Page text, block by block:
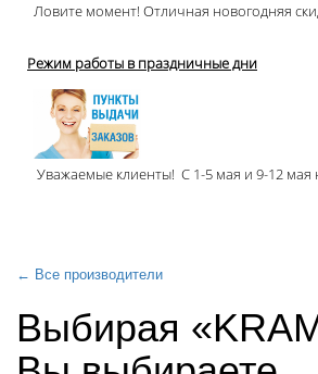
Ловите момент! Отличная новогодняя
Режим работы в праздничные дни
Уважаемые клиенты! С 1-5 мая и 9-12
← Все производители
Выбирая